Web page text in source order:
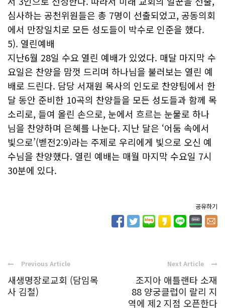
심사하는 공천위원들은 총 7명이 선출되었고, 공동의회
에서 만장일치로 모든 성도들이 박수로 인준을 했다.
5). 열린예배
지난6월 28일 수요 열린 예배가 있었다. 매달 마지막 수
요일은 찬양을 맘껏 드리며 하나님을 불러보는 열린 예
배로 드린다. 담당 서재원 목사의 인도로 찬양팀에서 한
달 동안 준비한 10곡의 찬양들을 모든 성도들과 함께 목
소리로, 들여 올린 손으로, 눈에서 흐르는 눈물로 하나
님을 찬양하며 은혜를 나눈다. 지난 달은 ‘어둠 속에서
빛으로’(벧전2:9)라는 주제로 우리에게 빛으로 오신 예
수님을 찬양했다. 열린 예배는 매월 마지막 수요일 7시
30분에 있다.
공유하기
Previous Article
새생명장로교회 (담임목
사 김철)
Next Article
조지아 애틀랜타 소재
88 양궁클럽이 랄리 지
역에 제2 지점 오픈한다